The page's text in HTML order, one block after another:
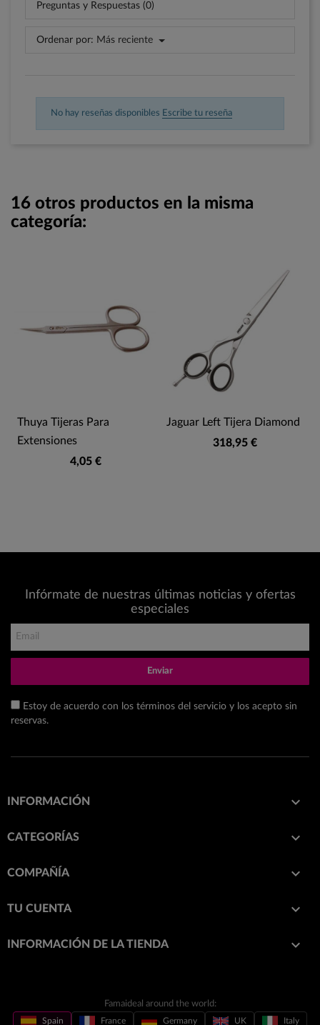
Preguntas y Respuestas (0)
Ordenar por: Más reciente
No hay reseñas disponibles Escribe tu reseña
16 otros productos en la misma
categoría:
Thuya Tijeras Para
Extensiones
4,05 €
Jaguar Left Tijera Diamond
318,95 €
Infórmate de nuestras últimas noticias y ofertas
especiales
Enviar
Estoy de acuerdo con los términos del servicio y los acepto sin
reservas.
INFORMACIÓN 
CATEGORÍAS 
COMPAÑÍA 
TU CUENTA 
INFORMACIÓN DE LA TIENDA keyboard_arrow_down
Famaideal around the world:
Spain France Germany UK Italy